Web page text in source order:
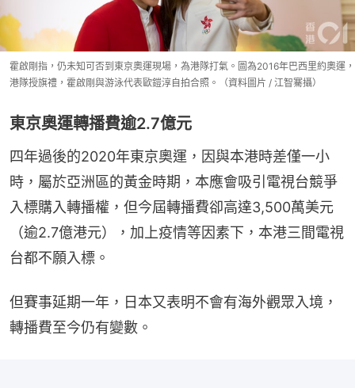
霍啟剛指，仍未知可否到東京奧運現場，為港隊打氣。圖為2016年巴西里約奧運，
港隊授旗禮，霍啟剛與游泳代表歐鎧淳自拍合照。（資料圖片 / 江智騫攝）
東京奧運轉播費逾2.7億元
四年過後的2020年東京奧運，因與本港時差僅一小
時，屬於亞洲區的黃金時期，本應會吸引電視台競爭
入標購入轉播權，但今屆轉播費卻高達3,500萬美元
（逾2.7億港元），加上疫情等因素下，本港三間電視
台都不願入標。
但賽事延期一年，日本又表明不會有海外觀眾入境，
轉播費至今仍有變數。